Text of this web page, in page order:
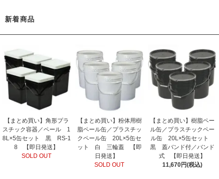
新着商品
【まとめ買い】角形プラ
スチック容器／ペール 1
8L×5缶セット 黒 RS-1
8 【即日発送】
SOLD OUT
【まとめ買い】粉体用樹
脂ペール缶／プラスチッ
クペール缶 20L×5缶セ
ット 白 三輪蓋 【即
日発送】
SOLD OUT
【まとめ買い】樹脂ペー
ル缶／プラスチックペー
ル缶 20L×5缶セット
黒 蓋バンド付／バンド
式 【即日発送】
11,670円(税込)